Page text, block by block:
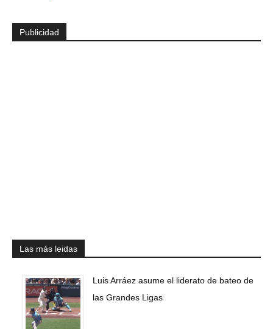
Publicidad
Las más leidas
Luis Arráez asume el liderato de bateo de
las Grandes Ligas